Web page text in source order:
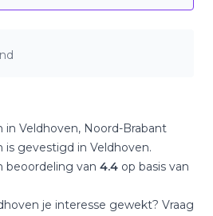
in Veldhoven, Noord-Brabant
is gevestigd in Veldhoven.
beoordeling van 4.4 op basis van
je interesse gewekt? Vraag